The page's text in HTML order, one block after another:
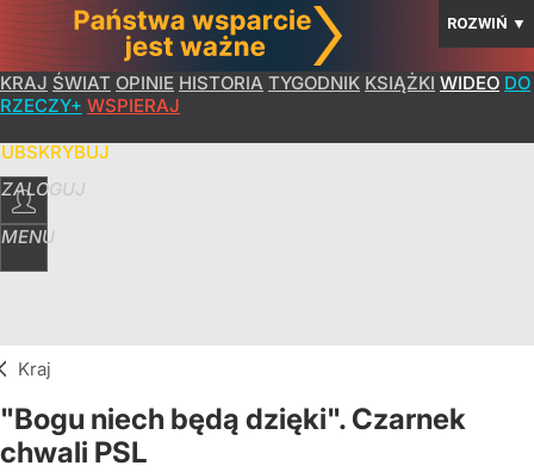
ROZWIŃ ▼
KRAJ ŚWIAT OPINIE HISTORIA TYGODNIK KSIĄŻKI WIDEO DO
RZECZY+ WSPIERAJ
ZALOGUJ
MENU
Kraj
"Bogu niech będą dzięki". Czarnek
chwali PSL